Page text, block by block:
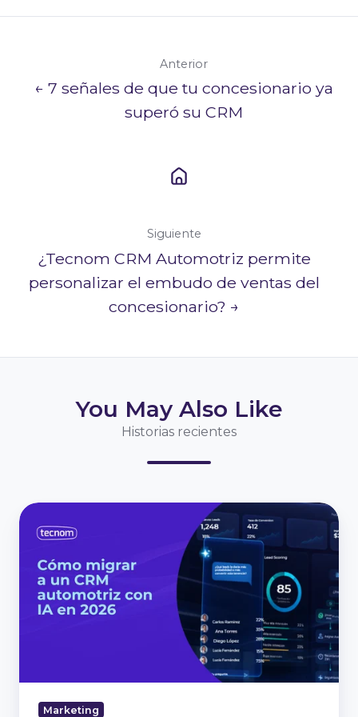
Anterior
← 7 señales de que tu concesionario ya
superó su CRM
Siguiente
¿Tecnom CRM Automotriz permite
personalizar el embudo de ventas del
concesionario? →
You May Also Like
Historias recientes
CRM
automotriz
para
concesionarios
Marketing